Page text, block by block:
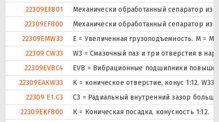
22309EF801
Механически обработанный сепаратор из
22309EF800
Механически обработанный сепаратор из
22309EMW33
E = Увеличенная грузоподъемность. М =
22309 CW33
W3 = Смазочный паз и три отверстия в
22309EVBC4
EVB = Вибрационные подшипники
22309EAKW33
K = коническое отверстие, конус 1:12.
22309 E1.C3
C3 = Радиальный внутренний зазор
22309EKF800
К = Коническая посадка, конусность 1:12.